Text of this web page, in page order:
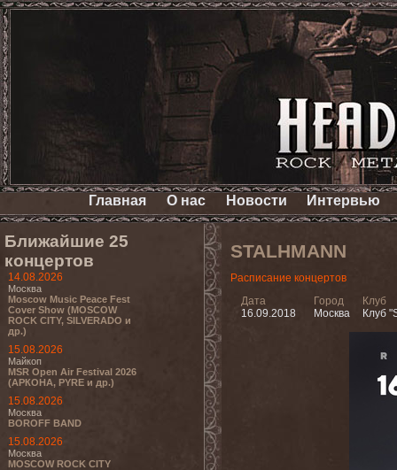
Главная О нас Новости Интервью
Ближайшие 25
концертов
14.08.2026
Москва
Moscow Music Peace Fest
Cover Show (MOSCOW
ROCK CITY, SILVERADO и
др.)
15.08.2026
Майкоп
MSR Open Air Festival 2026
(АРКОНА, PYRE и др.)
15.08.2026
Москва
BOROFF BAND
15.08.2026
Москва
MOSCOW ROCK CITY
STALHMANN
Расписание концертов
Дата
16.09.2018
Город
Москва
Клуб
Клуб